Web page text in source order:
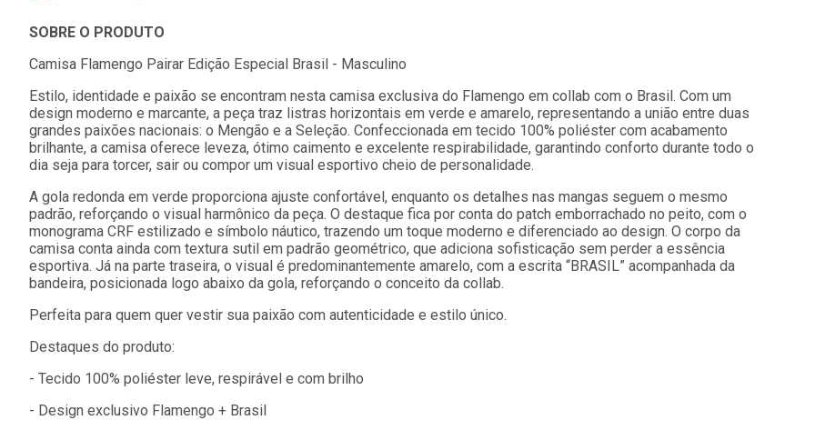
SOBRE O PRODUTO
Camisa Flamengo Pairar Edição Especial Brasil - Masculino
Estilo, identidade e paixão se encontram nesta camisa exclusiva do Flamengo em collab com o Brasil. Com um
design moderno e marcante, a peça traz listras horizontais em verde e amarelo, representando a união entre duas
grandes paixões nacionais: o Mengão e a Seleção. Confeccionada em tecido 100% poliéster com acabamento
brilhante, a camisa oferece leveza, ótimo caimento e excelente respirabilidade, garantindo conforto durante todo o
dia seja para torcer, sair ou compor um visual esportivo cheio de personalidade.
A gola redonda em verde proporciona ajuste confortável, enquanto os detalhes nas mangas seguem o mesmo
padrão, reforçando o visual harmônico da peça. O destaque fica por conta do patch emborrachado no peito, com o
monograma CRF estilizado e símbolo náutico, trazendo um toque moderno e diferenciado ao design. O corpo da
camisa conta ainda com textura sutil em padrão geométrico, que adiciona sofisticação sem perder a essência
esportiva. Já na parte traseira, o visual é predominantemente amarelo, com a escrita “BRASIL” acompanhada da
bandeira, posicionada logo abaixo da gola, reforçando o conceito da collab.
Perfeita para quem quer vestir sua paixão com autenticidade e estilo único.
Destaques do produto:
- Tecido 100% poliéster leve, respirável e com brilho
- Design exclusivo Flamengo + Brasil